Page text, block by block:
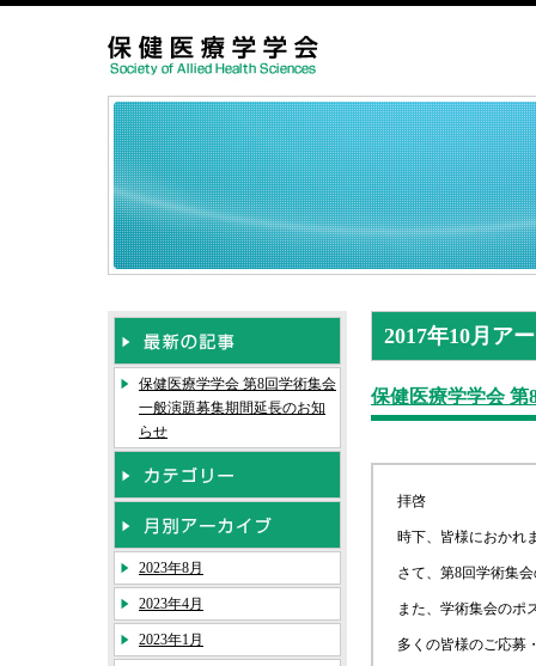
保健医療学学会 第8回学術集会
一般演題募集期間延長のお知
らせ
2023年8月
2023年4月
2023年1月
2017年10月ア
保健医療学学会 第
拝啓
時下、皆様におかれ
さて、第8回学術集
また、学術集会のポ
多くの皆様のご応募